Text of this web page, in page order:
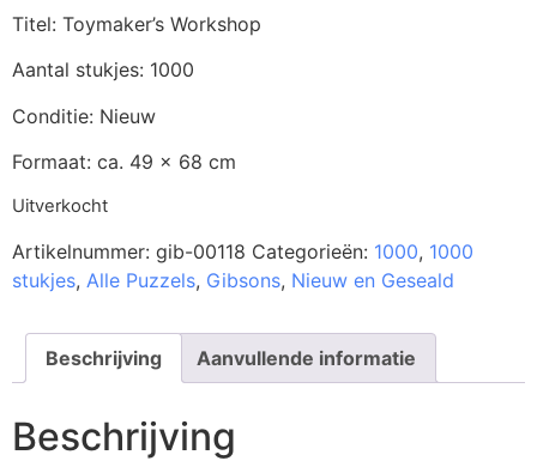
Titel: Toymaker’s Workshop
Aantal stukjes: 1000
Conditie: Nieuw
Formaat: ca. 49 x 68 cm
Uitverkocht
Artikelnummer: gib-00118 Categorieën: 1000, 1000
stukjes, Alle Puzzels, Gibsons, Nieuw en Geseald
Beschrijving Aanvullende informatie
Beschrijving